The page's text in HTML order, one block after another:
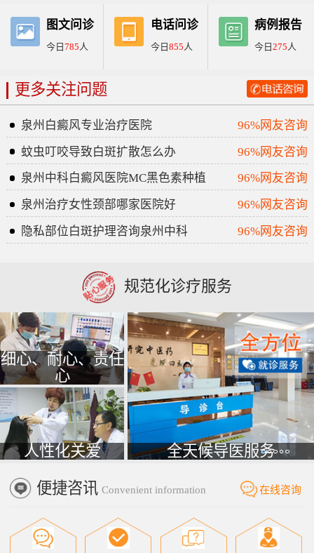
图文问诊
今日785人
电话问诊
今日 855人
病例报告
今日275人
更多关注问题
泉州白癜风专业治疗医院
96%网友咨询
蚊虫叮咬导致白斑扩散怎么办
96%网友咨询
泉州中科白癜风医院MC黑色素种植
96%网友咨询
泉州治疗女性颈部哪家医院好
96%网友咨询
隐私部位白斑护理咨询泉州中科
96%网友咨询
规范化诊疗服务
细心、耐心、责任
心
人性化关爱 全天候导医服务
便捷咨讯 Convenient information 在线咨询